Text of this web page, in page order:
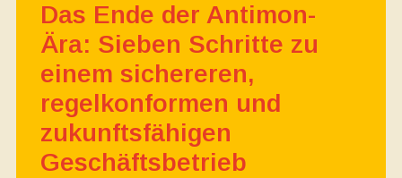
Das Ende der Antimon-
Ära: Sieben Schritte zu
einem sichereren,
regelkonformen und
zukunftsfähigen
Geschäftsbetrieb